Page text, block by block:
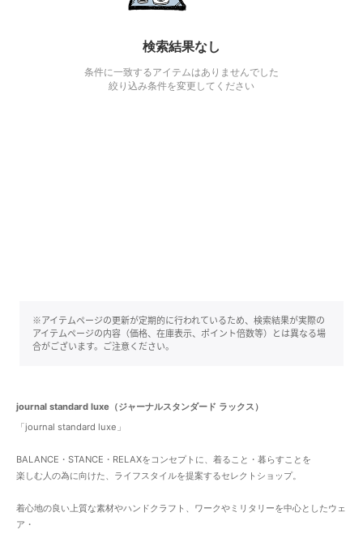
検索結果なし
条件に一致するアイテムはありませんでした
絞り込み条件を変更してください
※アイテムページの更新が定期的に行われているため、検索結果が実際の
アイテムページの内容（価格、在庫表示、ポイント倍数等）とは異なる場
合がございます。ご注意ください。
journal standard luxe（ジャーナルスタンダード ラックス）
「journal standard luxe」
BALANCE・STANCE・RELAXをコンセプトに、着ること・暮らすことを
楽しむ人の為に向けた、ライフスタイルを提案するセレクトショップ。
着心地の良い上質な素材やハンドクラフト、ワークやミリタリーを中心としたウェ
ア・